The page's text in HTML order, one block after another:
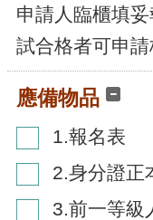
申請人臨櫃填
試合格者可申請
應備物品
1.報名表
2.身分證正
3.前一等級